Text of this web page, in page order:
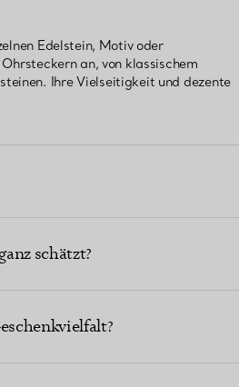
Edelstein, Motiv oder
an, von klassischem
Ihre Vielseitigkeit und dezente
schätzt?